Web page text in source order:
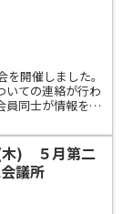
開催しました。
いての連絡が行わ
員同士が情報を共
木) ５月第二
議所